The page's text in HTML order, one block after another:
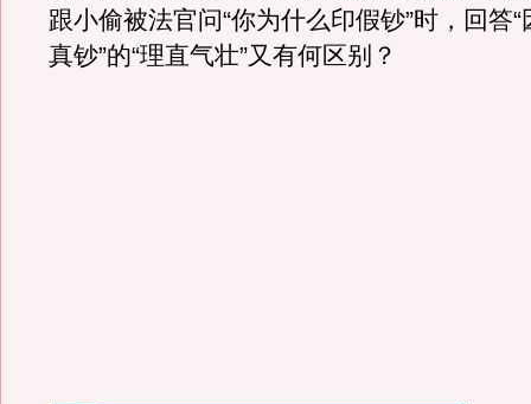
跟小偷被法官问“你为什么印假钞”时，回答
真钞”的“理直气壮”又有何区别？